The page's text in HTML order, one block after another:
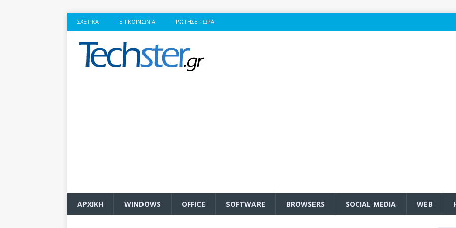
ΣΧΕΤΙΚΆ ΕΠΙΚΟΙΝΩΝΊΑ ΡΏΤΗΣΕ ΤΏΡΑ
ΑΡΧΙΚΗ WINDOWS OFFICE SOFTWARE BROWSERS SOCIAL MEDIA WEB